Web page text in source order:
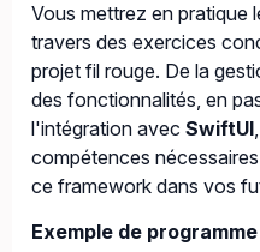
Vous mettrez en pratique
travers des exercices
projet fil rouge. De la
des fonctionnalités, en
l'intégration avec SwiftUI
compétences
ce framework dans vos
Exemple de